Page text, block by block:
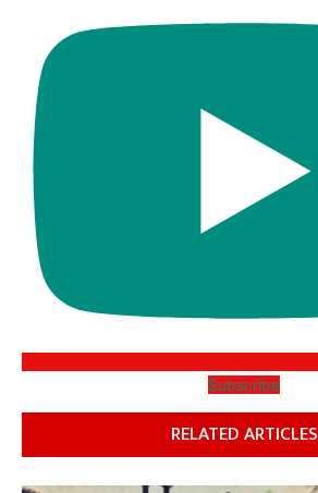
Subscribe
RELATED ARTICLES